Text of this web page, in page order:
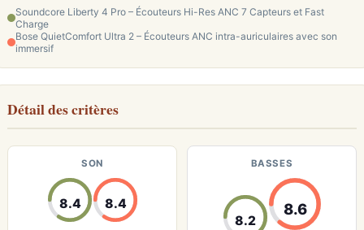
Soundcore Liberty 4 Pro – Écouteurs Hi-Res ANC 7 Capteurs et Fast
Charge
Bose QuietComfort Ultra 2 – Écouteurs ANC intra-auriculaires avec son
immersif
Détail des critères
SON
8.4 8.4
BASSES
8.2
8.6